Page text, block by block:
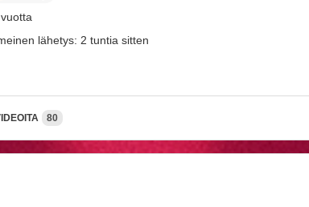
lähetys: 2 tuntia sitten
80